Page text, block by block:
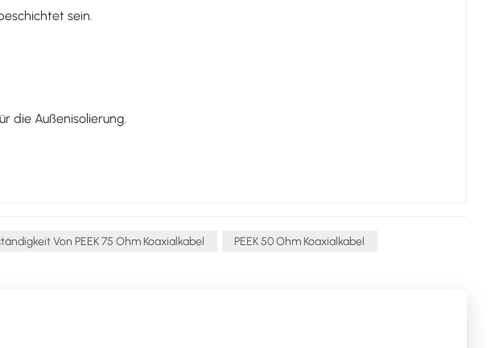
sein.
die Außenisolierung.
Von PEEK 75 Ohm Koaxialkabel
PEEK 50 Ohm Koaxialkabel